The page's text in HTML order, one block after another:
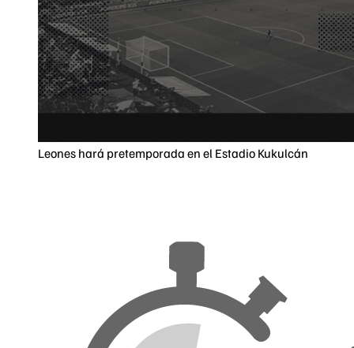
Leones hará pretemporada en el Estadio Kukulcán